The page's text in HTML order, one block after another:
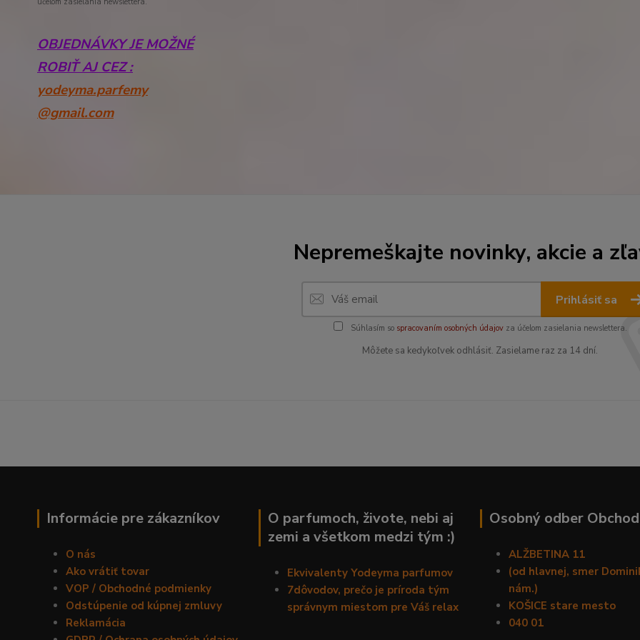
OBJEDNÁVKY JE MOŽNÉ
ROBIŤ AJ CEZ :
yodeyma.parfemy
@gmail.com
Nepremeškajte novinky, akcie a
Prihlásiť sa
Súhlasím so spracovaním osobných údajovza účelom zasielania newslettera.
Môžete sa kedykoľvek odhlásiť. Zasielame raz za 14 dní.
Informácie pre zákazníkov
O nás
Ako vrátiť tovar
VOP / Obchodné podmienky
Odstúpenie od kúpnej zmluvy
Reklamácia
O parfumoch, živote, nebi aj
zemi a všetkom medzi tým :)
Ekvivalenty Yodeyma parfumov
7dôvodov, prečo je príroda tým
správnym miestom pre Váš relax
Osobný odber Obchod
ALŽBETINA 11
(od hlavnej, smer
nám.)
KOŠICE stare mesto
040 01